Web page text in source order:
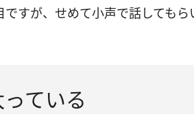
すが、せめて小声で話してもら
っている